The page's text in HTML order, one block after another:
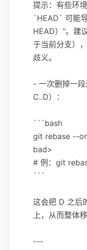
提示：有些环
`HEAD` 可能
HEAD）”。建
于当前分支）
歧义。
- 一次删掉一
C..D）：
```bash
git rebase --
bad>
# 例：git
```
这会把 D 之后
上，从而整体
---